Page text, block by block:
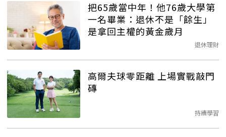
把65歲當中年！他76歲大學第
一名畢業：退休不是「餘生」
是拿回主權的黃金歲月
退休理財
高爾夫球零距離 上場實戰敲門
磚
持續學習